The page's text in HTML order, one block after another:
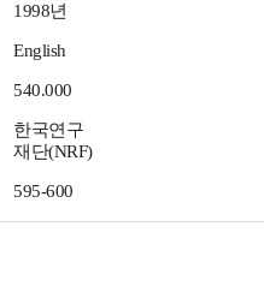
1998년
English
540.000
한국연구
재단(NRF)
595-600